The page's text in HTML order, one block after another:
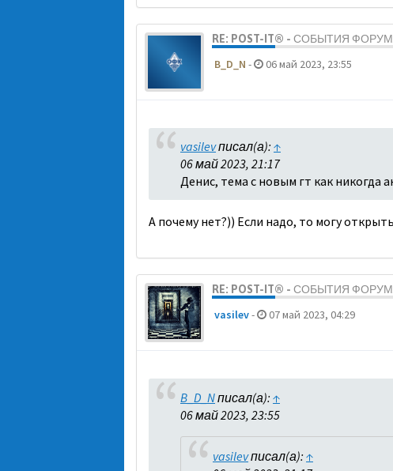
RE: POST-IT® - СОБЫТИЯ
B_D_N - 06 май 2023, 23:55
vasilevписал(а): ↑
06 май 2023, 21:17
Денис, тема с новым гт как никогда
А почему нет?)) Если надо, то могу
RE: POST-IT® - СОБЫТИЯ
vasilev- 07 май 2023, 04:29
B_D_Nписал(а): ↑
06 май 2023, 23:55
vasilevписал(а): ↑